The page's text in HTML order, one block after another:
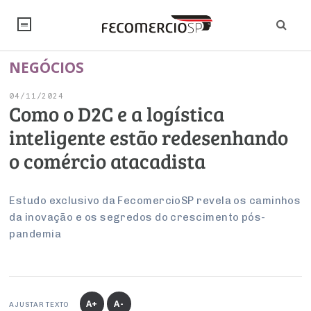
NOTÍCIAS
Artigos
Institucional
PROJETOS ESPECIAIS:
UM BRASIL
Economia
Pesquisas
Brasil
Internacional
Inteligência Artificial
Trabalho
Empresas
Negócios
Varejo
ESG
Últimas Notícias
PESQUISAS
INSTITUCIONAL
Sobre
Negociações Coletivas
Conselho de Turismo
Conselho de Emprego e Relações do Trabalho
EMPRESAS
NEGÓCIOS
04/11/2024
Como o D2C e a logística
inteligente estão redesenhando
o comércio atacadista
Estudo exclusivo da FecomercioSP revela os caminhos
da inovação e os segredos do crescimento pós-
pandemia
AJUSTAR TEXTO A+ A-